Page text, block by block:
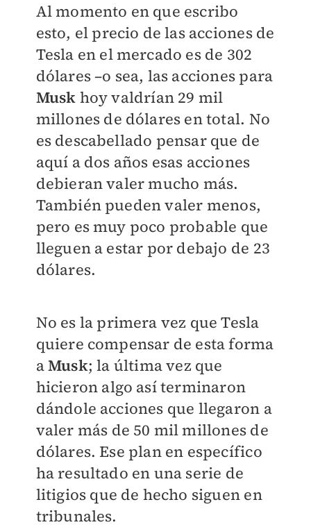
Al momento en que escribo
esto, el precio de las acciones de
Tesla en el mercado es de 302
dólares –o sea, las acciones para
Musk hoy valdrían 29 mil
millones de dólares en total. No
es descabellado pensar que de
aquí a dos años esas acciones
debieran valer mucho más.
También pueden valer menos,
pero es muy poco probable que
lleguen a estar por debajo de 23
dólares.
No es la primera vez que Tesla
quiere compensar de esta forma
aMusk; la última vez que
hicieron algo así terminaron
dándole acciones que llegaron a
valer más de 50 mil millones de
dólares. Ese plan en específico
ha resultado en una serie de
litigios que de hecho siguen en
tribunales.